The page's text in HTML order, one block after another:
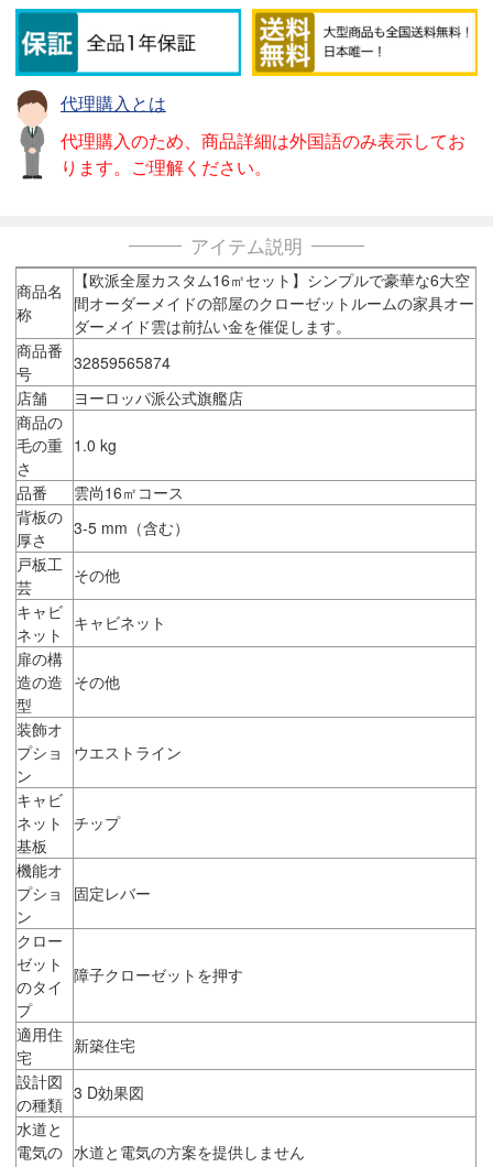
代理購入とは
代理購入のため、商品詳細は外国語のみ表示してお
ります。ご理解ください。
アイテム説明
商品名
称
【欧派全屋カスタム16㎡セット】シンプルで豪華な6大空
間オーダーメイドの部屋のクローゼットルームの家具オー
ダーメイド雲は前払い金を催促します。
商品番
号
32859565874
店舗
ヨーロッパ派公式旗艦店
商品の
毛の重
さ
1.0 kg
品番
雲尚16㎡コース
背板の
厚さ
3-5 mm（含む）
戸板工
芸
その他
キャビ
ネット
キャビネット
扉の構
造の造
型
その他
装飾オ
プショ
ン
ウエストライン
キャビ
ネット
基板
チップ
機能オ
プショ
ン
固定レバー
クロー
ゼット
のタイ
プ
障子クローゼットを押す
適用住
宅
新築住宅
設計図
の種類
3 D効果図
水道と
電気の 水道と電気の方案を提供しません